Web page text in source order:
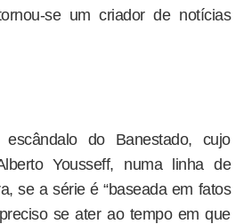
se um criador de notícias
do Banestado, cujo
Yousseff, numa linha de
se a série é “baseada em fatos
se ater ao tempo em que